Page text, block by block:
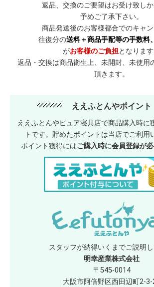
返品、交換のご要望はお受け致しか
予めご了承下さい。
商品発送後のお客様都合でのキャン
往復分の送料＋商品手配等の手数料
がお客様のご負担となります
返品・交換は商品衛生上、未開封、未使用
頂きます。
ええふとんやポイント
ええふとんやピュア寝具店で商品購入時に
トです。貯めたポイントは当店でご利用
ポイント獲得にはご購入時に会員登録が
スタッフが納得いくまでご説明し
明幸産業株式会社
〒545-0014
大阪市阿倍野区西田辺町2-3-